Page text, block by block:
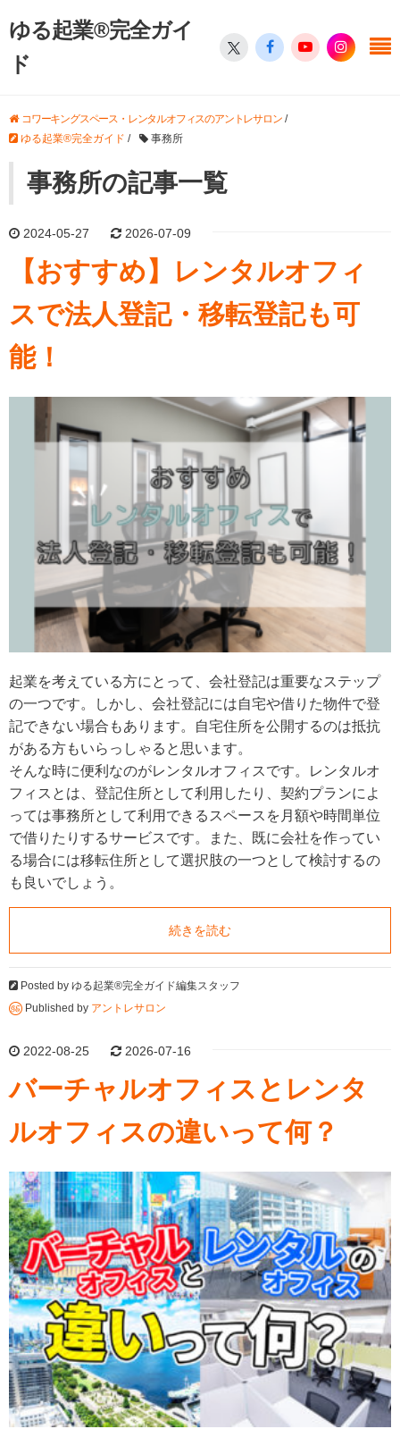
ゆる起業®完全ガイ
ド
コワーキングスペース・レンタルオフィスのアントレサロン/
ゆる起業®完全ガイド / 事務所
事務所の記事一覧
2024-05-27 2026-07-09
【おすすめ】レンタルオフィ
スで法人登記・移転登記も可
能！
起業を考えている方にとって、会社登記は重要なステップ
の一つです。しかし、会社登記には自宅や借りた物件で登
記できない場合もあります。自宅住所を公開するのは抵抗
がある方もいらっしゃると思います。
そんな時に便利なのがレンタルオフィスです。レンタルオ
フィスとは、登記住所として利用したり、契約プランによ
っては事務所として利用できるスペースを月額や時間単位
で借りたりするサービスです。また、既に会社を作ってい
る場合には移転住所として選択肢の一つとして検討するの
も良いでしょう。
続きを読む
Posted by ゆる起業®完全ガイド編集スタッフ
Published by アントレサロン
2022-08-25 2026-07-16
バーチャルオフィスとレンタ
ルオフィスの違いって何？